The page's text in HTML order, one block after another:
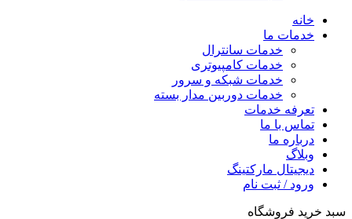
خانه
خدمات ما
خدمات سانترال
خدمات کامپیوتری
خدمات شبکه و سرور
خدمات دوربین مدار بسته
تعرفه خدمات
تماس با ما
درباره ما
وبلاگ
دیجیتال مارکتینگ
ورود / ثبت نام
خرید فروشگاه